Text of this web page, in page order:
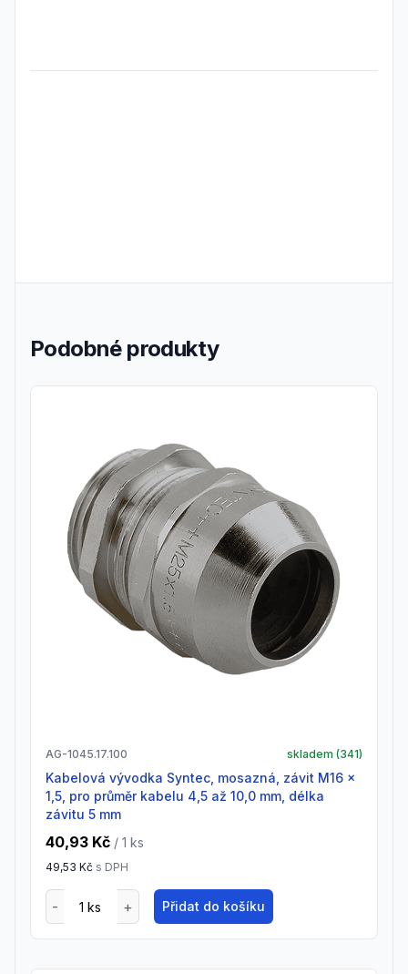
Podobné produkty
AG-1045.17.100 skladem (341)
Kabelová vývodka Syntec, mosazná, závit M16 x
1,5, pro průměr kabelu 4,5 až 10,0 mm, délka
závitu 5 mm
40,93 Kč / 1 ks
49,53 Kč s DPH
Přidat do košíku